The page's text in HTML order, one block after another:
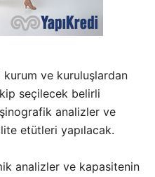
ve kuruluşlardan
seçilecek belirli
analizler ve
etütleri yapılacak.
analizler ve kapasitenin